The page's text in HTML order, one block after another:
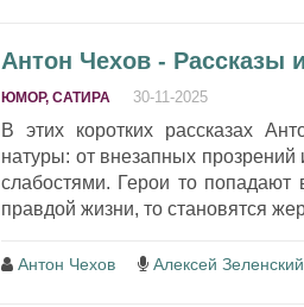
Антон Чехов - Рассказы
ЮМОР, САТИРА 30-11-2025
В этих коротких рассказах
натуры: от внезапных
слабостями. Герои то попадают
правдой жизни, то становятся
Антон Чехов Алексей Зеленский